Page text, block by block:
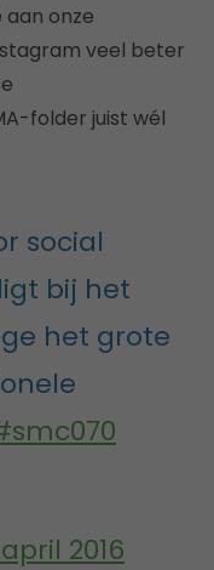
onze
veel beter
folder juist wél
social
ligt bij het
het grote
april 2016